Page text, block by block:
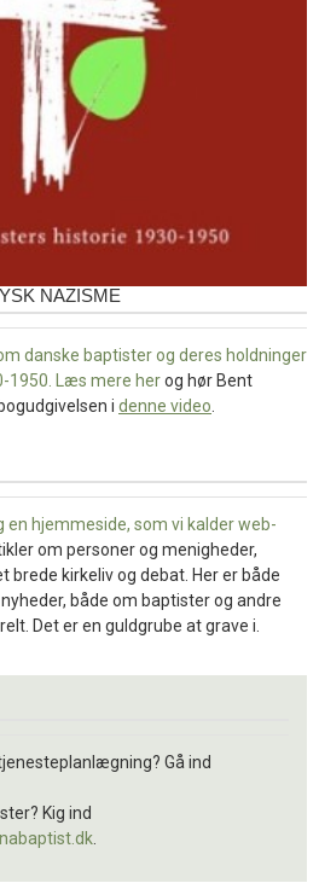
NAZISME
danske baptister og deres holdninger
1950. Læs mere herog hør Bent
i denne video.
en hjemmeside, som vi kalder web-
om personer og menigheder,
kirkeliv og debat. Her er både
både om baptister og andre
Det er en guldgrube at grave i.
Gå ind
Kig ind
.